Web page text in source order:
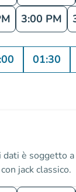
3:00 PM
01:30
è soggetto
jack classico.